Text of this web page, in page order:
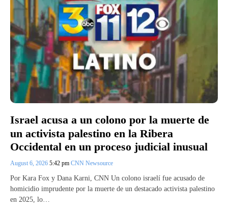
Israel acusa a un colono por la muerte de
un activista palestino en la Ribera
Occidental en un proceso judicial inusual
August 6, 2026 5:42 pm CNN Newsource
Por Kara Fox y Dana Karni, CNN Un colono israelí fue acusado de
homicidio imprudente por la muerte de un destacado activista palestino
en 2025, lo…